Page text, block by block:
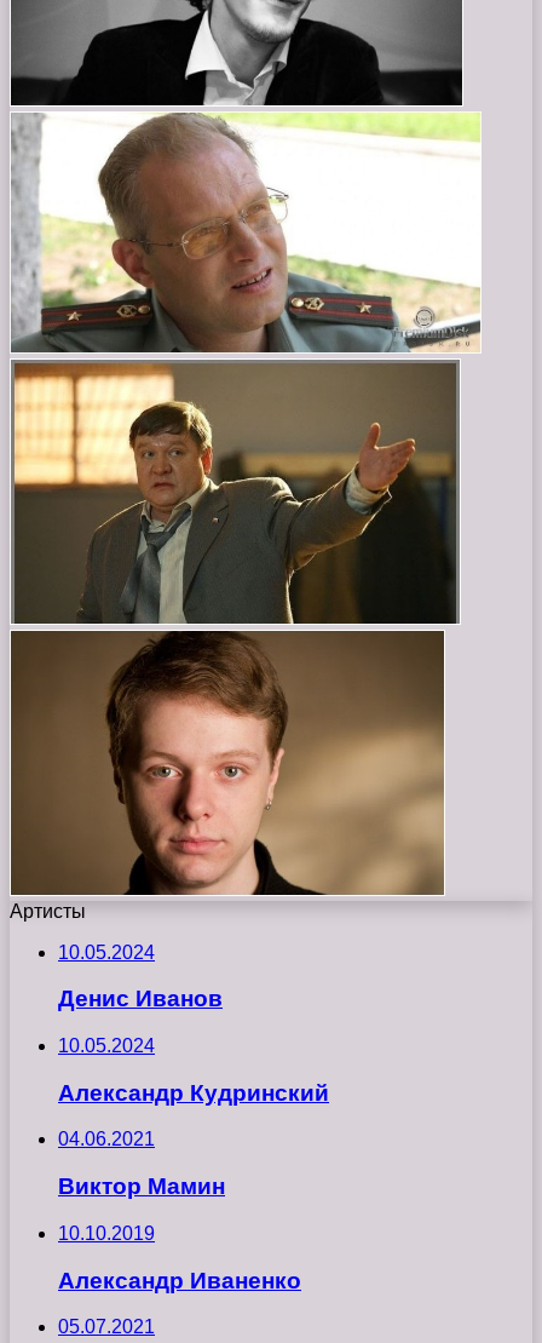
Артисты
10.05.2024
Денис Иванов
10.05.2024
Александр Кудринский
04.06.2021
Виктор Мамин
10.10.2019
Александр Иваненко
05.07.2021